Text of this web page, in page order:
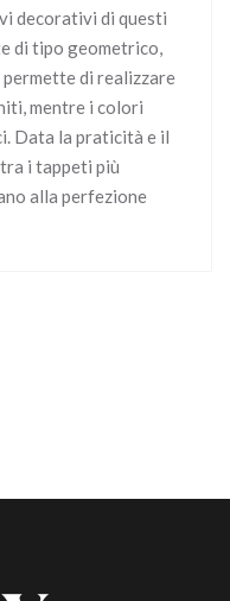
decorativi di questi
di tipo geometrico,
di realizzare
mentre i colori
Data la praticità e il
i tappeti più
alla perfezione